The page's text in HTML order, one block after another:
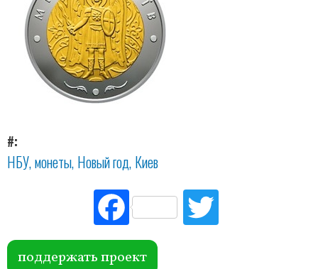
#
НБУ монеты Новый год Киев
Fac
ebo
ok
поддержать проект